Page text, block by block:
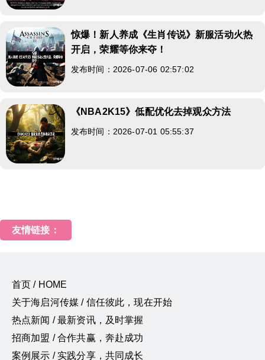
惊爆！新人养成《生肖传说》新服活动火热
开启，荣耀等你来夺！
发布时间：2026-07-06 02:57:02
《NBA2K15》低配优化去掉观众方法
发布时间：2026-07-01 05:55:37
友情链接：
首页 / HOME
关于海启河传媒 / 信任彼此，现在开始
热点新闻 / 最新资讯，及时掌握
招商加盟 / 合作共赢，奔赴成功
案例展示 / 实践分享，共同成长